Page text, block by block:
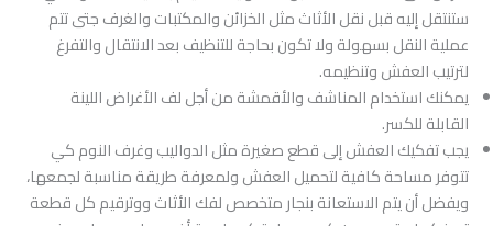
ستنتقل إليه قبل نقل الأثاث مثل الخزائن والمكتبات والغرف جتى تتم
عملية النقل بسهولة ولا تكون بحاجة للتنظيف بعد الانتقال والتفرغ
لترتيب العفش وتنظيمه.
يمكنك استخدام المناشف والأقمشة من أجل لف الأغراض اللينة
القابلة للكسر.
يجب تفكيك العفش إلى قطع صغيرة مثل الدواليب وغرف النوم كي
تتوفر مساحة كافية لتحميل العفش ولمعرفة طريقة مناسبة لجمعها،
ويفضل أن يتم الاستعانة بنجار متخصص لفك الأثاث ووترقيم كل قطعة